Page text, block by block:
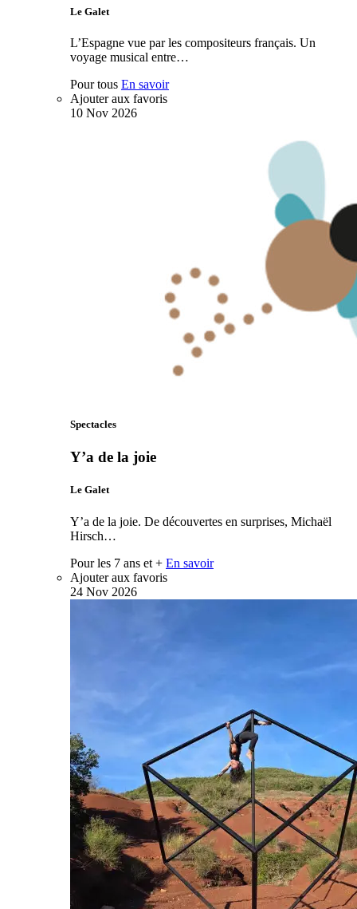
Le Galet
L’Espagne vue par les compositeurs français. Un
voyage musical entre…
Pour tous En savoir
Ajouter aux favoris
10 Nov 2026
Spectacles
Y’a de la joie
Le Galet
Y’a de la joie. De découvertes en surprises, Michaël
Hirsch…
Pour les 7 ans et + En savoir
Ajouter aux favoris
24 Nov 2026